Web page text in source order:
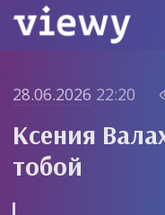
28.06.2026 22:20
Ксения
тобой